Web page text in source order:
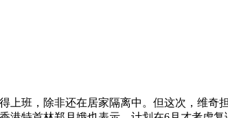
班，除非还在居家隔离中。但这次，维奇